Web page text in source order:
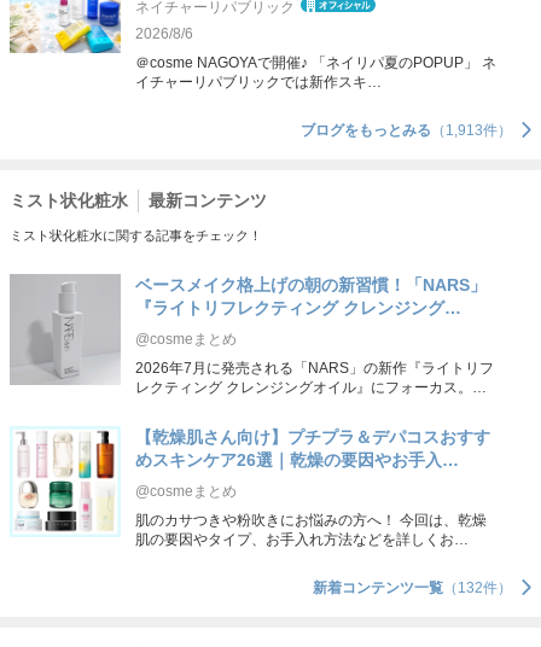
ネイチャーリパブリック
2026/8/6
＠cosme NAGOYAで開催♪ 「ネイリパ夏のPOPUP」 ネ
イチャーリパブリックでは新作スキ…
ブログをもっとみる （1,913件）
ミスト状化粧水 最新コンテンツ
ミスト状化粧水に関する記事をチェック！
ベースメイク格上げの朝の新習慣！「NARS」
『ライトリフレクティング クレンジング…
@cosmeまとめ
2026年7月に発売される「NARS」の新作『ライトリフ
レクティング クレンジングオイル』にフォーカス。…
【乾燥肌さん向け】プチプラ＆デパコスおすす
めスキンケア26選｜乾燥の要因やお手入…
@cosmeまとめ
肌のカサつきや粉吹きにお悩みの方へ！ 今回は、乾燥
肌の要因やタイプ、お手入れ方法などを詳しくお…
新着コンテンツ一覧 （132件）